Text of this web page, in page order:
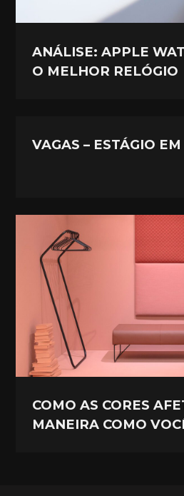
ANÁLISE: APPLE
O MELHOR RELÓGIO
VAGAS – ESTÁGIO
COMO AS CORES
MANEIRA COMO